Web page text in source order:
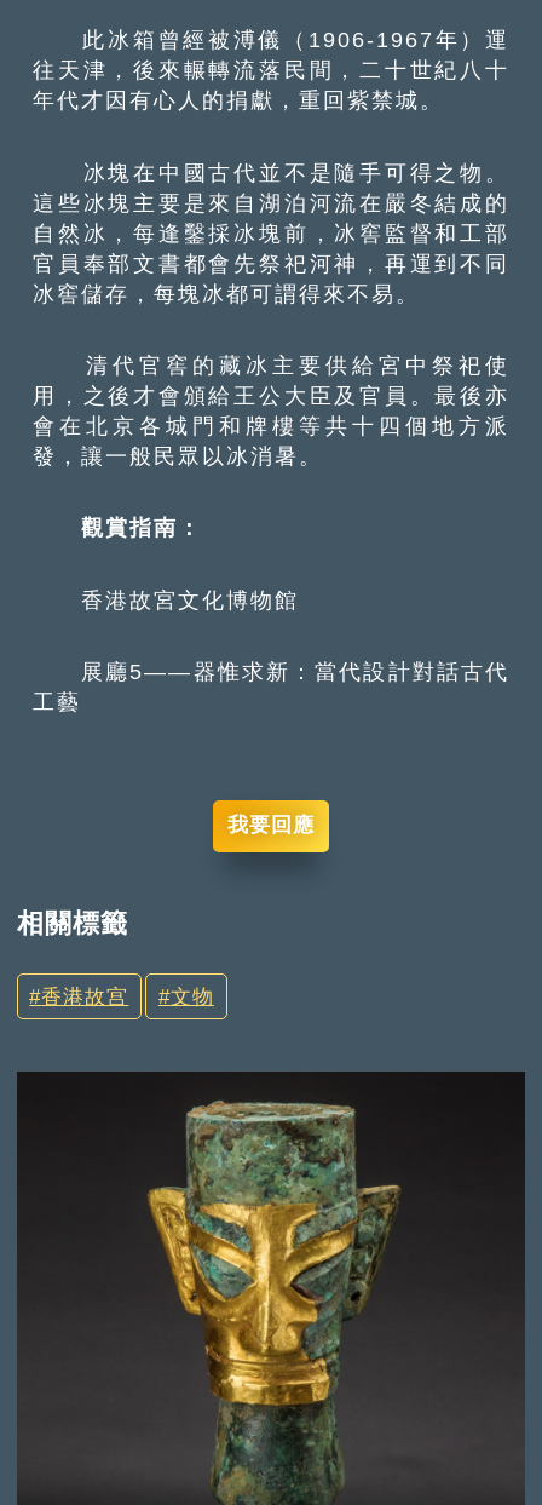
此冰箱曾經被溥儀（1906-1967年）運
往天津，後來輾轉流落民間，二十世紀八十
年代才因有心人的捐獻，重回紫禁城。
冰塊在中國古代並不是隨手可得之物。
這些冰塊主要是來自湖泊河流在嚴冬結成的
自然冰，每逢鑿採冰塊前，冰窖監督和工部
官員奉部文書都會先祭祀河神，再運到不同
冰窖儲存，每塊冰都可謂得來不易。
清代官窖的藏冰主要供給宮中祭祀使
用，之後才會頒給王公大臣及官員。最後亦
會在北京各城門和牌樓等共十四個地方派
發，讓一般民眾以冰消暑。
觀賞指南：
香港故宮文化博物館
展廳5——器惟求新：當代設計對話古代
工藝
我要回應
相關標籤
香港故宫 文物